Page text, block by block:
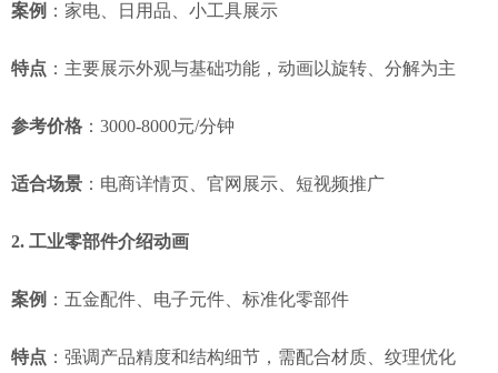
案例 ：家电、日用品、小工具展示
特点 ：主要展示外观与基础功能，动画以旋转、分解为主
参考价格 ：3000-8000元/分钟
适合场景 ：电商详情页、官网展示、短视频推广
2. 工业零部件介绍动画
案例 ：五金配件、电子元件、标准化零部件
特点 ：强调产品精度和结构细节，需配合材质、纹理优化